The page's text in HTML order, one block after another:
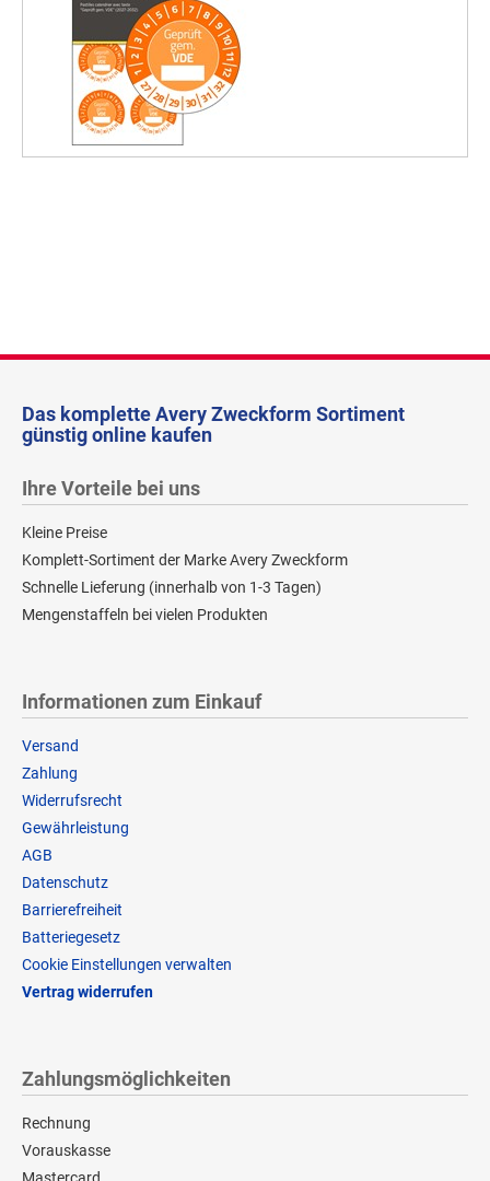
Das komplette Avery Zweckform Sortiment
günstig online kaufen
Ihre Vorteile bei uns
Kleine Preise
Komplett-Sortiment der Marke Avery Zweckform
Schnelle Lieferung (innerhalb von 1-3 Tagen)
Mengenstaffeln bei vielen Produkten
Informationen zum Einkauf
Versand
Zahlung
Widerrufsrecht
Gewährleistung
AGB
Datenschutz
Barrierefreiheit
Batteriegesetz
Cookie Einstellungen verwalten
Vertrag widerrufen
Zahlungsmöglichkeiten
Rechnung
Vorauskasse